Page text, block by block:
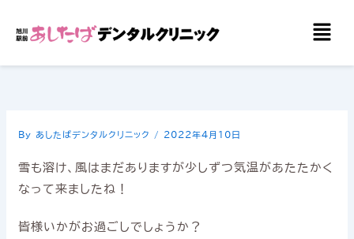
メ
ニ
By あしたばデンタルクリニック / 2022年4月10日
雪も溶け、風はまだありますが少しずつ気温があたたかく
なって来ましたね！
皆様いかがお過ごしでしょうか？